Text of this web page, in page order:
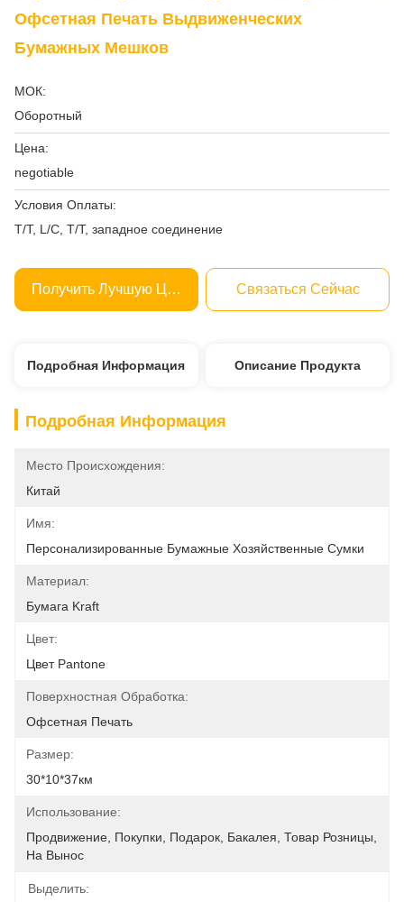
Офсетная Печать Выдвиженческих
Бумажных Мешков
МОК:
Оборотный
Цена:
negotiable
Условия Оплаты:
T/T, L/C, T/T, западное соединение
Получить Лучшую Цену Связаться Сейчас
Подробная Информация Описание Продукта
Подробная Информация
Место Происхождения:
Китай
Имя:
Персонализированные Бумажные Хозяйственные Сумки
Материал:
Бумага Kraft
Цвет:
Цвет Pantone
Поверхностная Обработка:
Офсетная Печать
Размер:
30*10*37км
Использование:
Продвижение, Покупки, Подарок, Бакалея, Товар Розницы,
На Вынос
Выделить: